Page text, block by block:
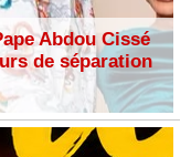
Abdou Cissé
de séparation